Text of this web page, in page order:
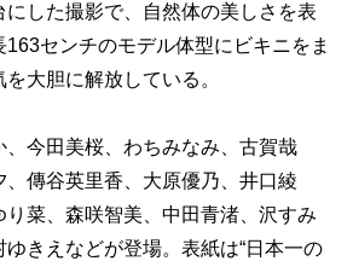
した撮影で、自然体の美しさを表
センチのモデル体型にビキニをま
大胆に解放している。
今田美桜、わちみなみ、古賀哉
傳谷英里香、大原優乃、井口綾
菜、森咲智美、中田青渚、沢すみ
きえなどが登場。表紙は“日本一の